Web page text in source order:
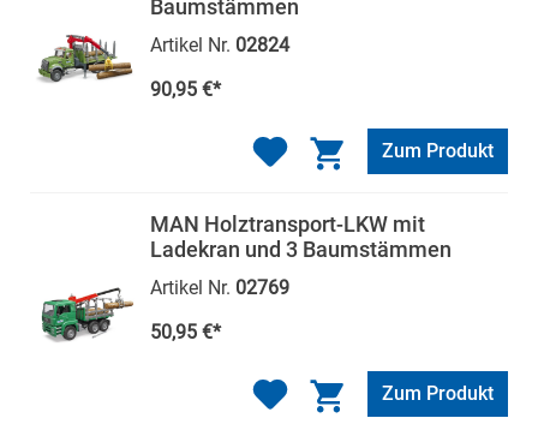
Baumstämmen
Artikel Nr. 02824
90,95 €*
Zum Produkt
MAN Holztransport-LKW mit
Ladekran und 3 Baumstämmen
Artikel Nr. 02769
50,95 €*
Zum Produkt